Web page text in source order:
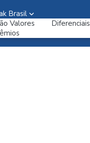
Brasil
Valores
Diferenciais